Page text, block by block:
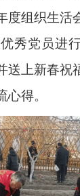
度组织生活
秀党员进
送上新春祝
得。